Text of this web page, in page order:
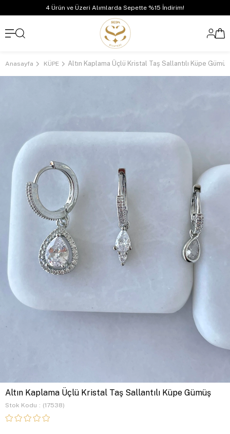
4 Ürün ve Üzeri Alımlarda Sepette %15 İndirim!
Anasayfa KÜPE Altın Kaplama Üçlü Kristal Taş Sallantılı Küpe Gümüş
Altın Kaplama Üçlü Kristal Taş Sallantılı Küpe Gümüş
Stok Kodu (17538)